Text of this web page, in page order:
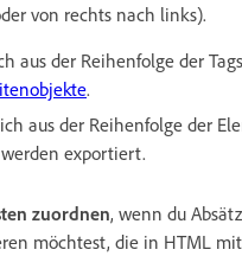
von rechts nach links).
aus der Reihenfolge der
.
aus der Reihenfolge der
exportiert.
zuordnen, wenn du
möchtest, die in HTML